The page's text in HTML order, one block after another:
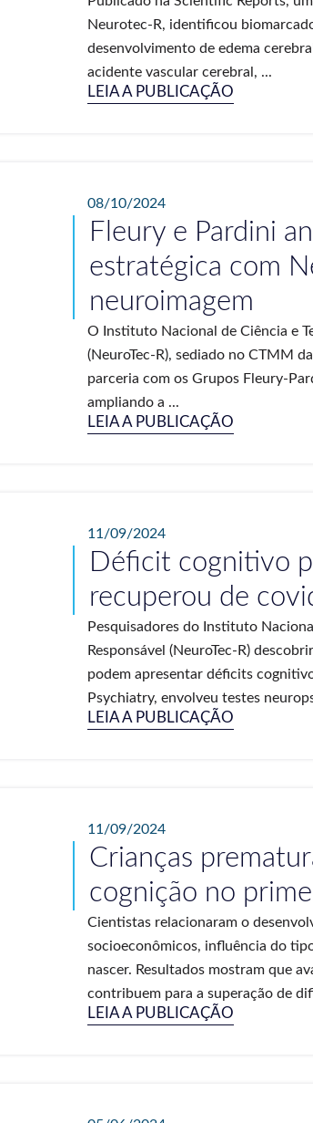
Neurotec-R, identificou
desenvolvimento de edema
acidente vascular cerebral, ...
LEIA A PUBLICAÇÃO
08/10/2024
Fleury e Pardini
estratégica com
neuroimagem
O Instituto Nacional de Ciência e
(NeuroTec-R), sediado no CTMM
parceria com os Grupos Fleury-
ampliando a ...
LEIA A PUBLICAÇÃO
11/09/2024
Déficit cognitivo
recuperou de
Pesquisadores do Instituto
Responsável (NeuroTec-R)
podem apresentar déficits
Psychiatry, envolveu testes
LEIA A PUBLICAÇÃO
11/09/2024
Crianças
cognição no
Cientistas relacionaram o
socioeconômicos, influência do
nascer. Resultados mostram que
contribuem para a superação de
LEIA A PUBLICAÇÃO